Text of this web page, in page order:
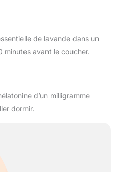
de lavande dans un
avant le coucher.
d’un milligramme
dormir.